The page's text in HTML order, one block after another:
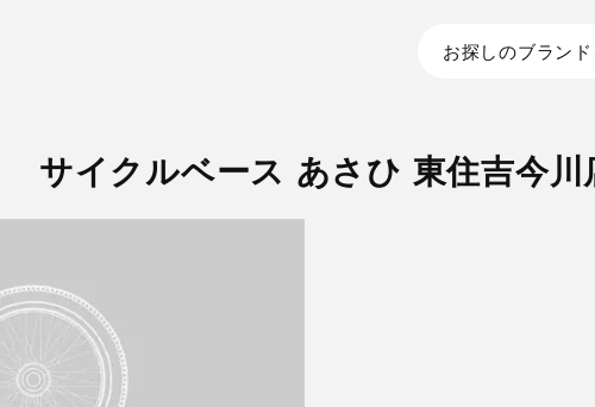
お探しのブラン
サイクルベース あさひ 東住吉今川